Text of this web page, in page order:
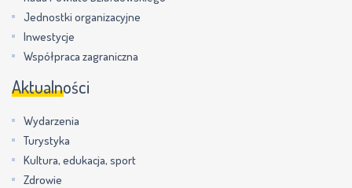
Jednostki organizacyjne
Inwestycje
Współpraca zagraniczna
Aktualności
Wydarzenia
Turystyka
Kultura, edukacja, sport
Zdrowie